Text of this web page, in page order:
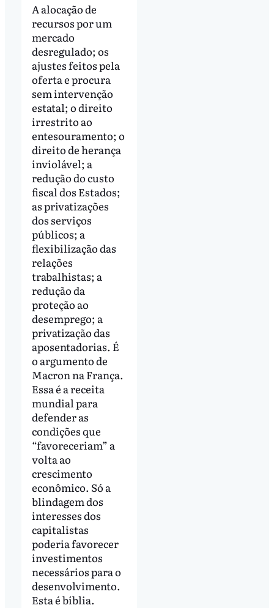
A alocação de
recursos por um
mercado
desregulado; os
ajustes feitos pela
oferta e procura
sem intervenção
estatal; o direito
irrestrito ao
entesouramento; o
direito de herança
inviolável; a
redução do custo
fiscal dos Estados;
as privatizações
dos serviços
públicos; a
flexibilização das
relações
trabalhistas; a
redução da
proteção ao
desemprego; a
privatização das
aposentadorias. É
o argumento de
Macron na França.
Essa é a receita
mundial para
defender as
condições que
“favoreceriam” a
volta ao
crescimento
econômico. Só a
blindagem dos
interesses dos
capitalistas
poderia favorecer
investimentos
necessários para o
desenvolvimento.
Esta é bíblia.